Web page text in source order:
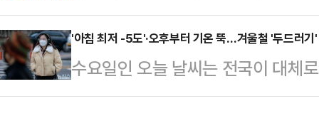
간을 이루…
식 잃어버린 30년’을 겪을 수 있다
·기업·가계부채를 모두 합산한 총
(GDP)보다 3배가 넘는 302.3%에
經濟新聞·닛케이…
련 탄원서를 별도 조사 없이 당사자
자체 검증 시스템이 제대로 작동하
일 정치권에 따르면 김병기 의원
초 당 내부에 전달됐지만, 윤리감찰
'아침 최저 -5도'·오후부터 기온 뚝…겨울철 '두드러
수요일인 오늘 날씨는 전국이 대체
기가 내려오면서 점차 추워지겠다.